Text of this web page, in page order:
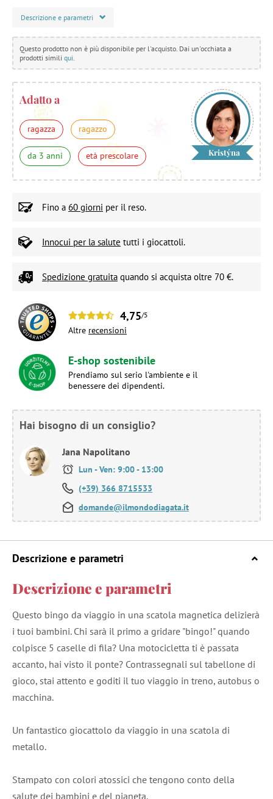
Descrizione e parametri
Questo prodotto non è più disponibile per l'acquisto. Dai un'occhiata a
prodotti simili qui
Adatto a
ragazza ragazzo
da 3 anni età prescolare Kristýna
Fino a 60 giorni per il reso.
Innocui per la salute tutti i giocattoli.
Spedizione gratuita quando si acquista oltre 70 €.
4,75/5
Altre recensioni
E-shop sostenibile
Prendiamo sul serio l'ambiente e il
benessere dei dipendenti.
Hai bisogno di un consiglio?
Jana Napolitano
Lun - Ven: 9:00 - 13:00
(+39) 366 8715533
domande@ilmondodiagata.it
Descrizione e parametri
Descrizione e parametri
Questo bingo da viaggio in una scatola magnetica delizierà
i tuoi bambini. Chi sarà il primo a gridare "bingo!" quando
colpisce 5 caselle di fila? Una motocicletta ti è passata
accanto, hai visto il ponte? Contrassegnali sul tabellone di
gioco, stai attento e goditi il tuo viaggio in treno, autobus o
macchina.
Un fantastico giocattolo da viaggio in una scatola di
metallo.
Stampato con colori atossici che tengono conto della
salute dei bambini e del pianeta.